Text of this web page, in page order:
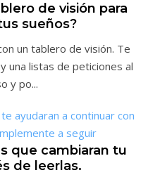
de visión para
sueños?
un tablero de visión. Te
una listas de peticiones al
y po...
que cambiaran tu
de leerlas.